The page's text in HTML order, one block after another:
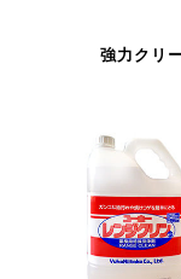
強力クリ